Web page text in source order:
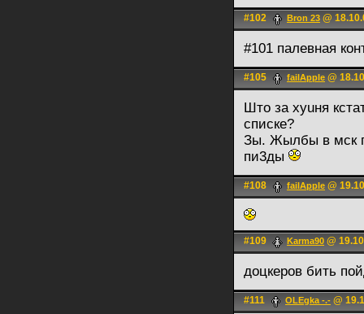
#102 Bron 23 @
#101 палевная
#105 failApple @
Што за хуuня
списке?
Зы. Жылбы в мск
пи3ды
#108 failApple @
#109 Karma90 @
доцкеров бить
#111 OLEgka -.- @